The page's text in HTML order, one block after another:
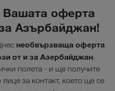
Вашата оферта
Азърбайджан!
необвързваща оферта
от и за Азербайджан.
полета - и ще получите
за контакт, което ще се